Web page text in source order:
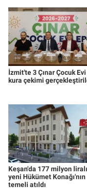
İzmit'te 3 Çınar Çocuk
kura çekimi
Keşan'da 177 milyon
yeni Hükümet Konağı'nın
temeli atıldı